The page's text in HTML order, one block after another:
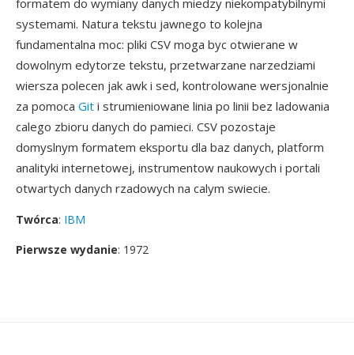
formatem do wymiany danych miedzy niekompatybilnymi
systemami. Natura tekstu jawnego to kolejna
fundamentalna moc: pliki CSV moga byc otwierane w
dowolnym edytorze tekstu, przetwarzane narzedziami
wiersza polecen jak awk i sed, kontrolowane wersjonalnie
za pomoca Git i strumieniowane linia po linii bez ladowania
calego zbioru danych do pamieci. CSV pozostaje
domyslnym formatem eksportu dla baz danych, platform
analityki internetowej, instrumentow naukowych i portali
otwartych danych rzadowych na calym swiecie.
Twórca: IBM
Pierwsze wydanie: 1972